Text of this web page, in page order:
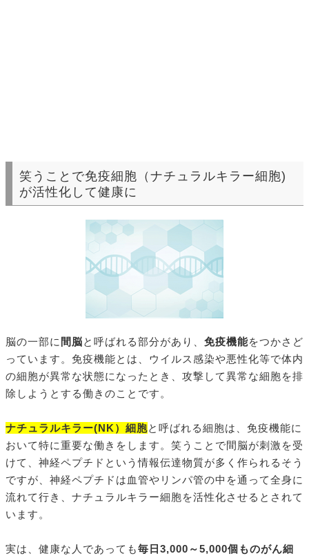
笑うことで免疫細胞（ナチュラルキラー細胞)
が活性化して健康に
脳の一部に 間脳と呼ばれる部分があり、 免疫機能をつかさど
っています。免疫機能とは、ウイルス感染や悪性化等で体内
の細胞が異常な状態になったとき、攻撃して異常な細胞を排
除しようとする働きのことです。
ナチュラルキラー(NK）細胞と呼ばれる細胞は、免疫機能に
おいて特に重要な働きをします。笑うことで間脳が刺激を受
けて、神経ペプチドという情報伝達物質が多く作られるそう
ですが、神経ペプチドは血管やリンパ管の中を通って全身に
流れて行き、ナチュラルキラー細胞を活性化させるとされて
います。
実は、健康な人であっても毎日3,000～5,000個ものがん細